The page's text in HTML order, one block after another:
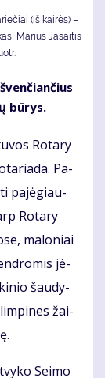
(iš kairės) –
Marius Jasaitis
bū­rys.
Ro­ta­ry
Pa­
pa­jė­giau­
Ro­ta­ry
ma­lo­niai
jė­
šau­dy­
žai­
Sei­mo